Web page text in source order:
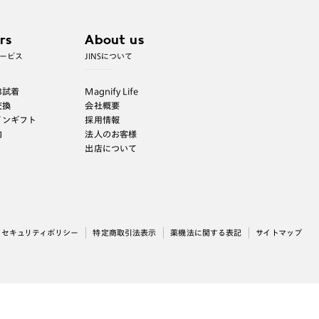
ビス
試着
換
ギフト
About us
JINSについて
Magnify Life
会社概要
採用情報
法人のお客様
出店について
セキュリティポリシー 特定商取引法表示 薬機法に関する表記 サイトマップ